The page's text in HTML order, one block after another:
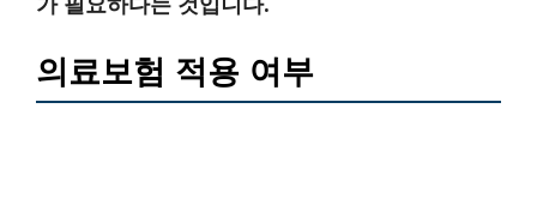
의료보험 적용 여부